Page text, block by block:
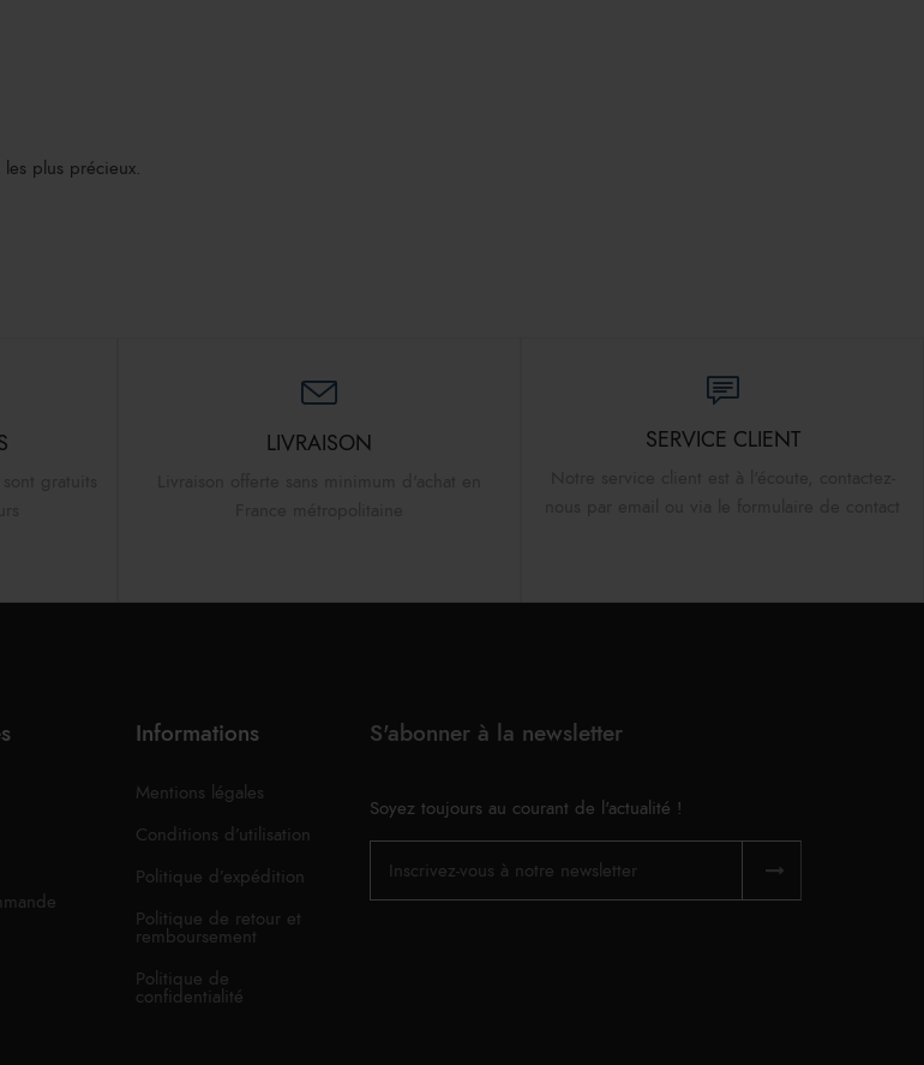
plus précieux.
LIVRAISON SERVICE CLIENT
Informations
Mentions légales
Conditions d’utilisation
Politique d’expédition
Politique de retour et
remboursement
Politique de
confidentialité
S'abonner à la newsletter
Soyez toujours au courant de l'actualité !